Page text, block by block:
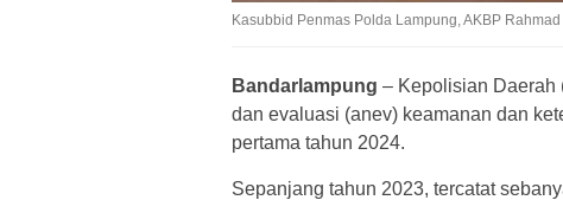
Kasubbid Penmas Polda Lampung, AKBP
Bandarlampung – Kepolisian Daerah
dan evaluasi (anev) keamanan dan
pertama tahun 2024.
Sepanjang tahun 2023, tercatat